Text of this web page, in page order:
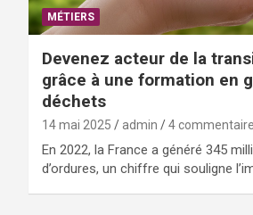
MÉTIERS
Devenez acteur de la
grâce à une formation en
déchets
14 mai 2025 admin 4
En 2022, la France a généré 345
d’ordures, un chiffre qui souligne